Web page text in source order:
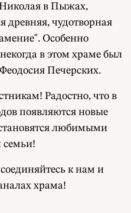
в Пыжах,
древняя, чудотворная
Особенно
в этом храме был
Печерских.
Радостно, что в
появляются новые
любимыми
семьи!
к нам и
храма!